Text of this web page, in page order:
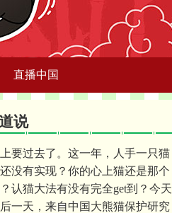
直播中国
说
要过去了。这一年，人手一只猫
没有实现？你的心上猫还是那个
认猫大法有没有完全get到？今天
一天，来自中国大熊猫保护研究